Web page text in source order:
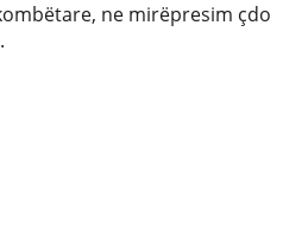
ne mirëpresim çdo